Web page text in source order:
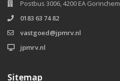
Postbus 3006, 4200 EA Gorinchem
0183 63 74 82
vastgoed@jpmrv.nl
jpmrv.nl
Sitemap